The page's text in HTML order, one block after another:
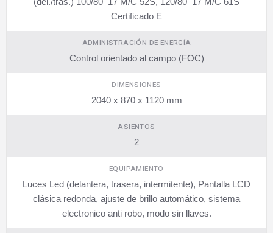
Certificado E
ADMINISTRACIÓN DE ENERGÍA
Control orientado al campo (FOC)
DIMENSIONES
2040 x 870 x 1120 mm
ASIENTOS
2
EQUIPAMIENTO
Luces Led (delantera, trasera, intermitente), Pantalla LCD
clásica redonda, ajuste de brillo automático, sistema
electronico anti robo, modo sin llaves.